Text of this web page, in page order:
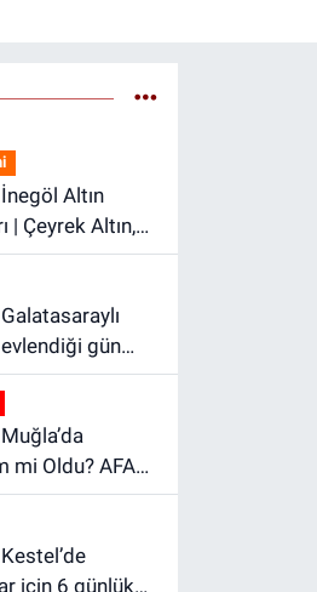
| Çeyrek Altın,
Ne Kadar?
Çarşı'da
Kadar?
gün
istedi
mi Oldu? AFAD
için 6 günlük